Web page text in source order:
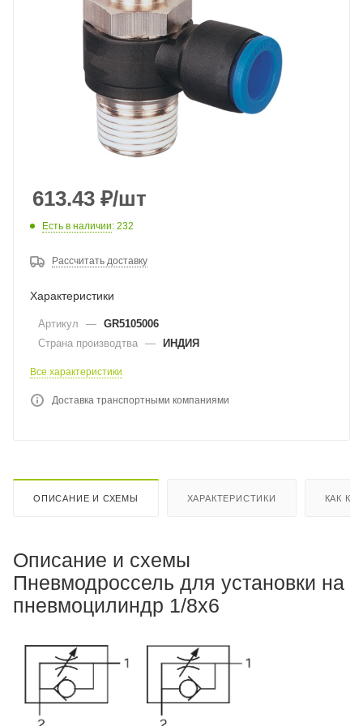
613.43 ₽/шт
Есть в наличии: 232
Рассчитать доставку
Характеристики
Артикул — GR5105006
Страна производтва — ИНДИЯ
Все характеристики
Доставка транспортными компаниями
ОПИСАНИЕ И СХЕМЫ ХАРАКТЕРИСТИКИ КАК
Описание и схемы
Пневмодроссель для установки на
пневмоцилиндр 1/8x6